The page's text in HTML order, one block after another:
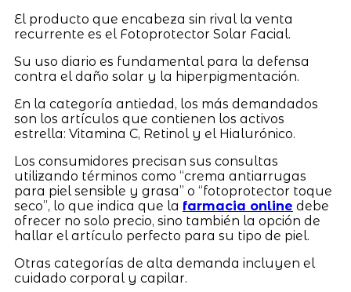
El producto que encabeza sin rival la venta
recurrente es el Fotoprotector Solar Facial.
Su uso diario es fundamental para la defensa
contra el daño solar y la hiperpigmentación.
En la categoría antiedad, los más demandados
son los artículos que contienen los activos
estrella: Vitamina C, Retinol y el Hialurónico.
Los consumidores precisan sus consultas
utilizando términos como “crema antiarrugas
para piel sensible y grasa” o “fotoprotector toque
seco”, lo que indica que la farmacia online debe
ofrecer no solo precio, sino también la opción de
hallar el artículo perfecto para su tipo de piel.
Otras categorías de alta demanda incluyen el
cuidado corporal y capilar.